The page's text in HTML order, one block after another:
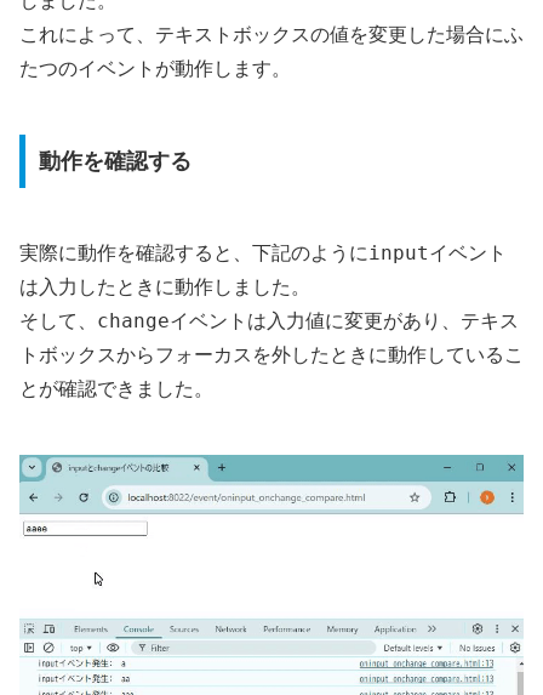
これによって、テキストボックスの値を変更した場合にふ
たつのイベントが動作します。
動作を確認する
実際に動作を確認すると、下記のようにinputイベント
は入力したときに動作しました。
そして、 changeイベントは入力値に変更があり、テキス
トボックスからフォーカスを外したときに動作しているこ
とが確認できました。